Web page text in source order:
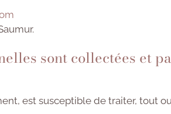
sont collectées et
est susceptible de traiter, tout